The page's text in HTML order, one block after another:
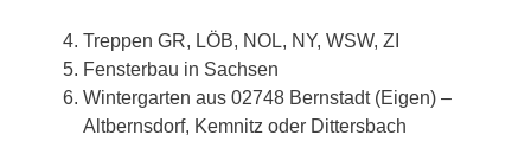
Treppen GR, LÖB, NOL, NY, WSW, ZI
Fensterbau in Sachsen
Wintergarten aus 02748 Bernstadt (Eigen) –
Altbernsdorf, Kemnitz oder Dittersbach